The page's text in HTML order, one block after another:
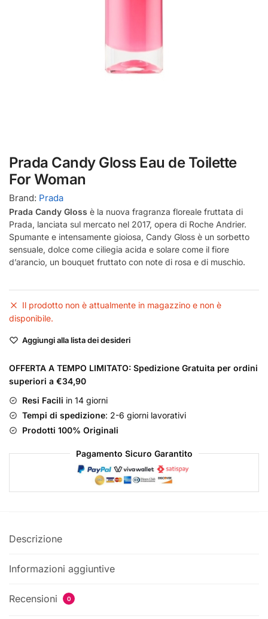
Prada Candy Gloss Eau de Toilette
For Woman
Brand: Prada
Prada Candy Gloss è la nuova fragranza floreale fruttata di
Prada, lanciata sul mercato nel 2017, opera di Roche Andrier.
Spumante e intensamente gioiosa, Candy Gloss è un sorbetto
sensuale, dolce come ciliegia acida e solare come il fiore
d’arancio, un bouquet fruttato con note di rosa e di muschio.
Il prodotto non è attualmente in magazzino e non è
disponibile.
Aggiungi alla lista dei desideri
OFFERTA A TEMPO LIMITATO: Spedizione Gratuita per ordini
superiori a €34,90
Resi Facili in 14 giorni
Tempi di spedizione: 2-6 giorni lavorativi
Prodotti 100% Originali
Pagamento Sicuro Garantito
Descrizione
Informazioni aggiuntive
Recensioni 0